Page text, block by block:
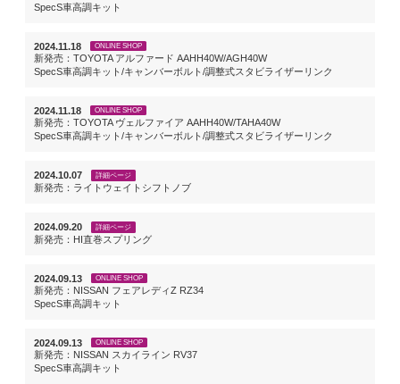
SpecS車高調キット
2024.11.18 ONLINE SHOP
新発売：TOYOTA アルファード AAHH40W/AGH40W
SpecS車高調キット/キャンバーボルト/調整式スタビライザーリンク
2024.11.18 ONLINE SHOP
新発売：TOYOTA ヴェルファイア AAHH40W/TAHA40W
SpecS車高調キット/キャンバーボルト/調整式スタビライザーリンク
2024.10.07 詳細ページ
新発売：ライトウェイトシフトノブ
2024.09.20 詳細ページ
新発売：HI直巻スプリング
2024.09.13 ONLINE SHOP
新発売：NISSAN フェアレディZ RZ34
SpecS車高調キット
2024.09.13 ONLINE SHOP
新発売：NISSAN スカイライン RV37
SpecS車高調キット